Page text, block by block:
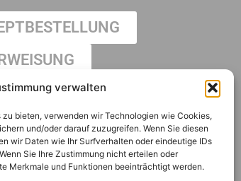
verwalten
zu bieten, verwenden wir Technologien wie Cookies,
und/oder darauf zuzugreifen. Wenn Sie diesen
wir Daten wie Ihr Surfverhalten oder eindeutige IDs
Sie Ihre Zustimmung nicht erteilen oder
Merkmale und Funktionen beeinträchtigt werden.